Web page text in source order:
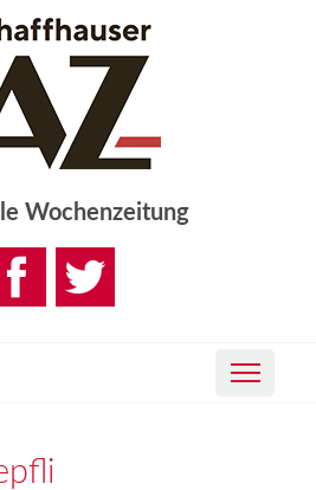
Wochenzeitung